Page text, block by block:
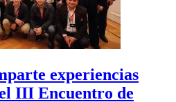
experiencias
III Encuentro de